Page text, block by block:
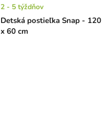
Detská postieľka Snap - 120
x 60 cm
2 - 5 týždňov